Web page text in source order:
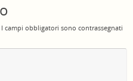
I campi obbligatori sono contrassegnati